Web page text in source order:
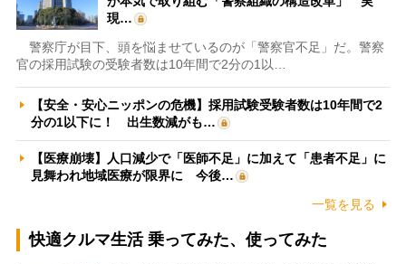
現…
警察庁が目下、頭を悩ませているのが「警察官不足」だ。警察
官の採用試験の受験者数は10年間で2分の1以…
【安全・安心ニッポンの危機】採用試験受験者数は10年間で2
分の1以下に！ 出生数減がも…
【医療崩壊】人口減少で「医師不足」に加えて「患者不足」に
見舞われ地域医療が限界に 今後…
一覧を見る
快適クルマ生活 乗ってみた、使ってみた